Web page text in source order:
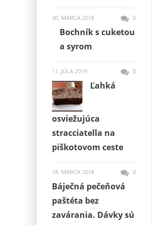
30. MARCA 2018 0
Bochník s cuketou
a syrom
11. JÚLA 2019 0
Ľahká
osviežujúca
stracciatella na
piškotovom ceste
18. MARCA 2018 0
Báječná pečeňová
paštéta bez
zavárania. Dávky sú